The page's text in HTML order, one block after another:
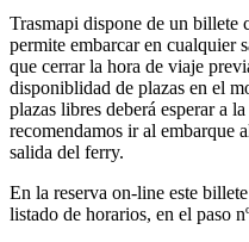
Trasmapi dispone de un billete
permite embarcar en cualquier
que cerrar la hora de viaje
disponiblidad de plazas en el
plazas libres deberá esperar a
recomendamos ir al embarque
salida del ferry.
En la reserva on-line este
listado de horarios, en el paso